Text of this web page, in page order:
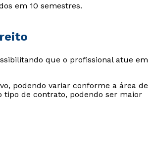
em 10 semestres.
que o profissional atue em
podendo variar conforme a área de
tipo de contrato, podendo ser maior